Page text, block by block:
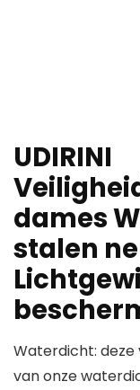
UDIRINI
dames
stalen
Waterdicht: deze
van onze